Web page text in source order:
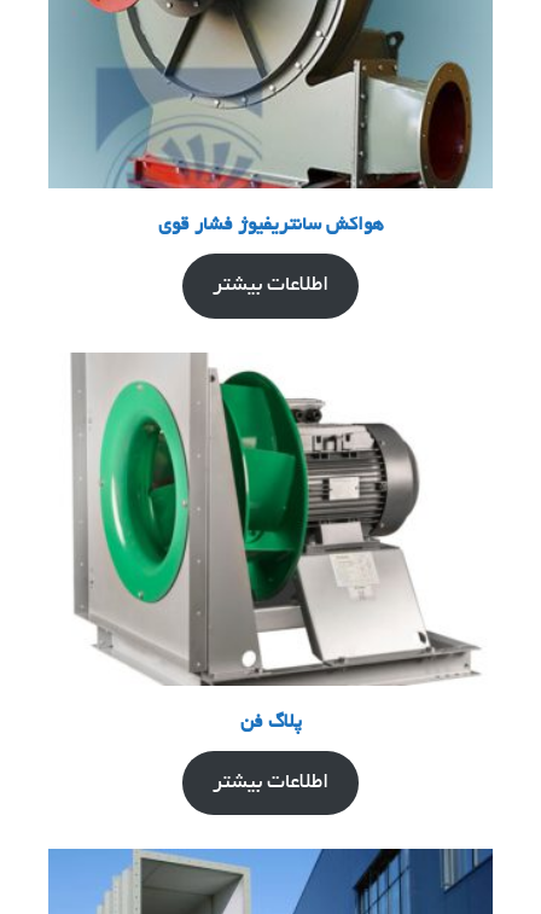
هواکش سانتریفیوژ فشار قوی
اطلاعات بیشتر
پلاگ فن
اطلاعات بیشتر